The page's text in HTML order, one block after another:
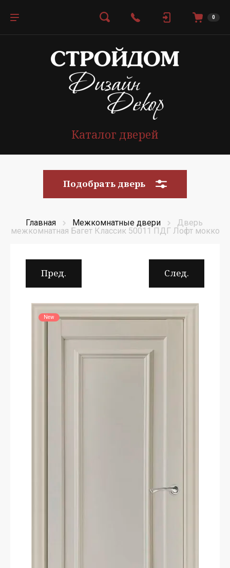
0
Каталог дверей
Подобрать дверь
Главная Межкомнатные двери
Дверь
межкомнатная Багет Классик 50011 ПДГ Лофт мокко
Пред. След.
New